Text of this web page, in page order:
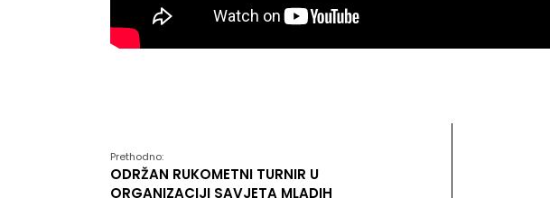
Prethodno:
ODRŽAN RUKOMETNI TURNIR U
ORGANIZACIJI SAVJETA MLADIH